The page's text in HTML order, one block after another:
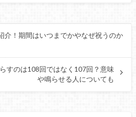
介！期間はいつまでかやなぜ祝うのか
すのは108回ではなく107回？意味
や鳴らせる人についても